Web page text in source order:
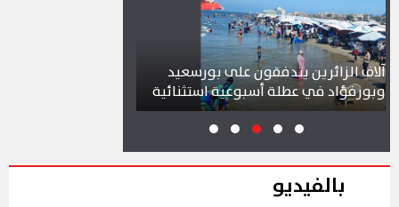
الزائرين يتدفقون على بورسعيد
في عطلة أسبوعية استثنائية
بمشروع سوق التصنيع
بالفيديو